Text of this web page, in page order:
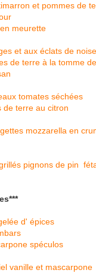
et pommes de
meurette
et aux éclats de
de terre à la tomme
tomates séchées
de terre au citron
mozzarella en
pignons de pin
d' épices
spéculos
vanille et mascarpone